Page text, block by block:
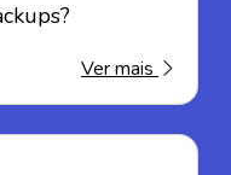
Ver mais